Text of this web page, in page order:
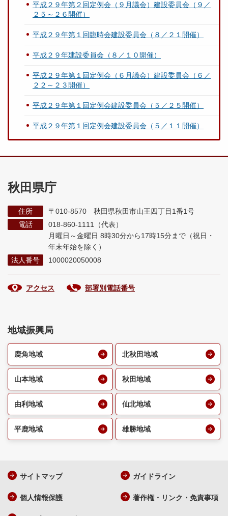
平成２９年第２回定例会（９月議会）建設委員会（９／
２５～２６開催）
平成２９年第１回臨時会建設委員会（８／２１開催）
平成２９年建設委員会（８／１０開催）
平成２９年第１回定例会（６月議会）建設委員会（６／
２２～２３開催）
平成２９年第１回定例会建設委員会（５／２５開催）
平成２９年第１回定例会建設委員会（５／１１開催）
秋田県庁
住所
〒010-8570 秋田県秋田市山王四丁目1番1号
電話
018-860-1111（代表）
月曜日～金曜日 8時30分から17時15分まで （祝日・
年末年始を除く）
法人番号
1000020050008
アクセス 部署別電話番号
地域振興局
鹿角地域 北秋田地域
山本地域 秋田地域
由利地域 仙北地域
平鹿地域 雄勝地域
サイトマップ ガイドライン
個人情報保護 著作権・リンク・免責事項